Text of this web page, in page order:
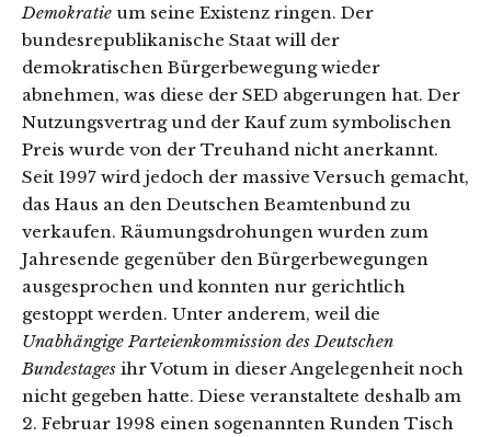
Demokratie um seine Existenz ringen. Der
bundesrepublikanische Staat will der
demokratischen Bürgerbewegung wieder
abnehmen, was diese der SED abgerungen hat. Der
Nutzungsvertrag und der Kauf zum symbolischen
Preis wurde von der Treuhand nicht anerkannt.
Seit 1997 wird jedoch der massive Versuch gemacht,
das Haus an den Deutschen Beamtenbund zu
verkaufen. Räumungsdrohungen wurden zum
Jahresende gegenüber den Bürgerbewegungen
ausgesprochen und konnten nur gerichtlich
gestoppt werden. Unter anderem, weil die
Unabhängige Parteienkommission des Deutschen
Bundestages ihr Votum in dieser Angelegenheit noch
nicht gegeben hatte. Diese veranstaltete deshalb am
2. Februar 1998 einen sogenannten Runden Tisch